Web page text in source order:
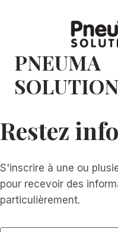
PNEUMA
Restez
S'inscrire à une ou
pour recevoir des
particulièrement.